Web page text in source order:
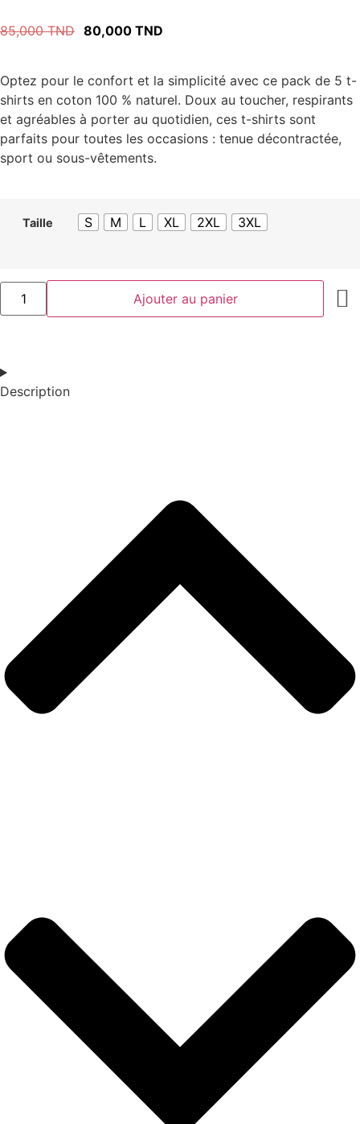
85,000TND 80,000 TND
Optez pour le confort et la simplicité avec ce pack de 5 t-
shirts en coton 100 % naturel. Doux au toucher, respirants
et agréables à porter au quotidien, ces t-shirts sont
parfaits pour toutes les occasions : tenue décontractée,
sport ou sous-vêtements.
Taille S M L XL 2XL 3XL
Ajouter au panier
Description